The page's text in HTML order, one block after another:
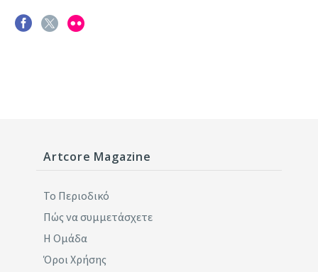
Artcore Magazine
Το Περιοδικό
Πώς να συμμετάσχετε
Η Ομάδα
Όροι Χρήσης